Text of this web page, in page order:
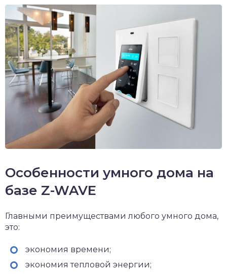
Особенности умного дома на
базе Z-WAVE
Главными преимуществами любого умного дома,
это:
экономия времени;
экономия тепловой энергии;